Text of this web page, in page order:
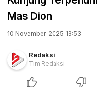
Mas Dion
10 November 2025 13:53
Redaksi
Tim Redaksi